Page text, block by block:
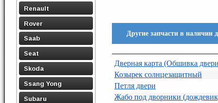
Renault
Rover
Saab
Seat
Skoda
Ssang Yong
Subaru
Другие запчасти в наличии
Дверная карта (Обшивка
Козырек солнцезащитный
Петля двери
Жабо под дворники